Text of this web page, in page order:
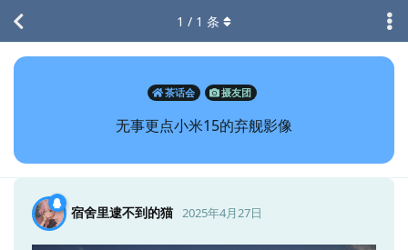
茶话会 摄友团
无事更点小米15的弃舰影像
1 / 1 条
宿舍里逮不到的猫 2025年4月27日